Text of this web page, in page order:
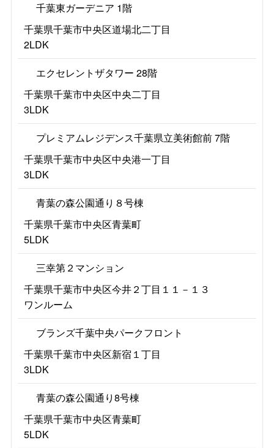
千葉東ガーデニア 1階
千葉県千葉市中央区道場北二丁目
2LDK
エクセレントザタワー 28階
千葉県千葉市中央区中央二丁目
3LDK
プレミアムレジデンス千葉県立美術館前 7階
千葉県千葉市中央区中央港一丁目
3LDK
青葉の森公園通り８号棟
千葉県千葉市中央区青葉町
5LDK
三幸第２マンション
千葉県千葉市中央区今井２丁目１１－１３
ワンルーム
ブランズ千葉中央パークフロント
千葉県千葉市中央区新宿１丁目
3LDK
青葉の森公園通り8号棟
千葉県千葉市中央区青葉町
5LDK